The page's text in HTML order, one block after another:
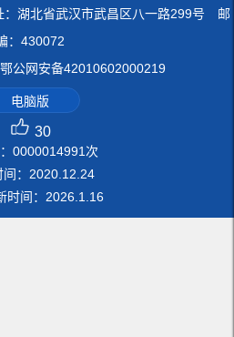
湖北省武汉市武昌区八一路299号 邮
：430072
公网安备42010602000219
电脑版
30
0000014991 次
： 2020 12 24
时间： 2026 1 16